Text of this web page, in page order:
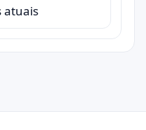
atuais